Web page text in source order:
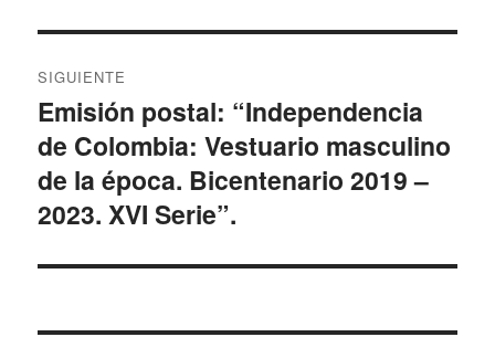
SIGUIENTE
Entrada
siguiente:
Emisión postal: “Independencia
de Colombia: Vestuario masculino
de la época. Bicentenario 2019 –
2023. XVI Serie”.